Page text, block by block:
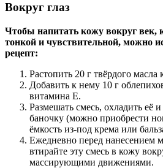
Вокруг глаз
Чтобы напитать кожу вокруг век,
тонкой и чувствительной, можно
рецепт:
Растопить 20 г твёрдого масла
Добавить к нему 10 г
витамина Е.
Размешать смесь, охладить её
баночку (можно приобрести
ёмкость из-под крема или
Ежедневно перед нанесением
втирайте эту смесь в кожу
массирующими движениями.